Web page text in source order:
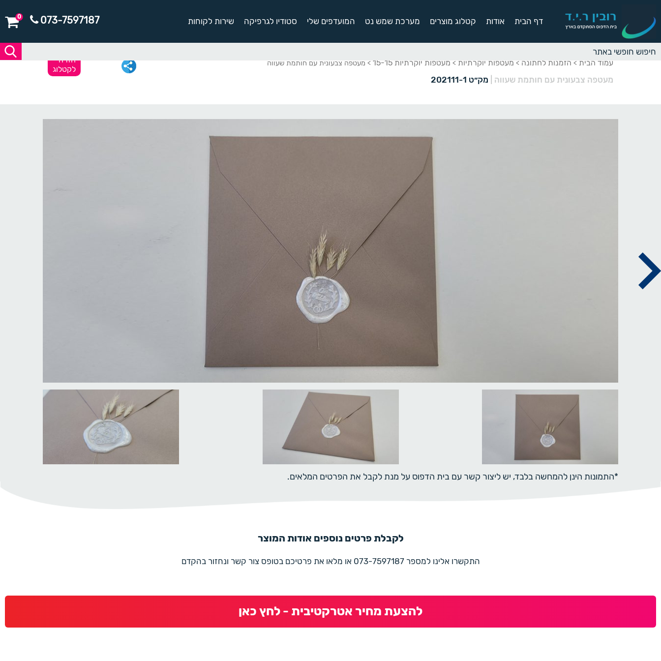
דף הבית אודות קטלוג מוצרים מערכת שמש נט המועדפים שלי סטודיו לגרפיקה שירות לקוחות 073-7597187
0
עמוד הבית > הזמנות לחתונה > מעטפות יוקרתיות > מעטפות יוקרתיות 15-15 > מעטפה צבעונית עם חותמת שעווה
מעטפה צבעונית עם חותמת שעווה מק״ט 202111-1
חזרה
לקטלוג
*התמונות הינן להמחשה בלבד, יש ליצור קשר עם בית הדפוס על מנת לקבל את הפרטים המלאים.
לקבלת פרטים נוספים אודות המוצר
התקשרו אלינו למספר 073-7597187 או מלאו את פרטיכם בטופס צור קשר ונחזור בהקדם
להצעת מחיר אטרקטיבית - לחץ כאן